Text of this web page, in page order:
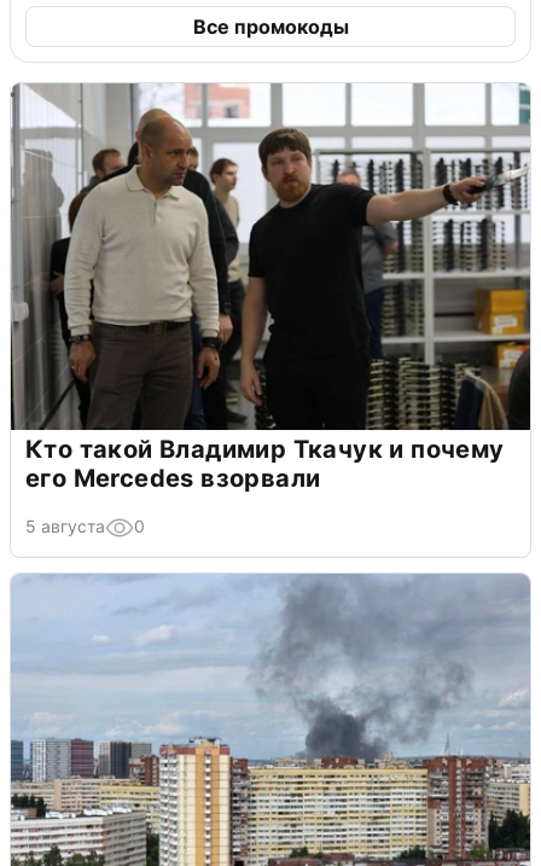
Все промокоды
Кто такой Владимир Ткачук и почему
его Mercedes взорвали
5 августа 0